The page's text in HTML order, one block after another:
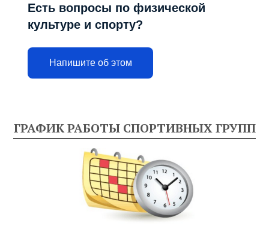
Есть вопросы по физической
культуре и спорту?
Напишите об этом
ГРАФИК РАБОТЫ СПОРТИВНЫХ ГРУПП